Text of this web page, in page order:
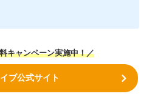
キャンペーン実施中！／
ブ公式サイト